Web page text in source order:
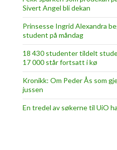
Sivert Angel bli dekan
Prinsesse Ingrid Alexandra
student på måndag
18 430 studenter tildelt
17 000 står fortsatt i kø
Kronikk: Om Peder Ås som
jussen
En tredel av søkerne til UiO